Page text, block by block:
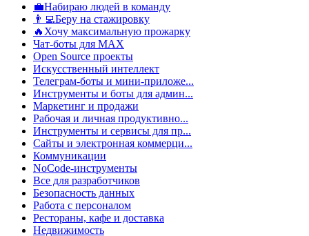
💼Набираю людей в команду
👨‍💻Беру на стажировку
🔥Хочу максимальную прожарку
Чат-боты для MAX
Open Source проекты
Искусственный интеллект
Телеграм-боты и мини-приложе...
Инструменты и боты для админ...
Маркетинг и продажи
Рабочая и личная продуктивно...
Инструменты и сервисы для пр...
Сайты и электронная коммерци...
Коммуникации
NoCode-инструменты
Все для разработчиков
Безопасность данных
Работа с персоналом
Рестораны, кафе и доставка
Недвижимость